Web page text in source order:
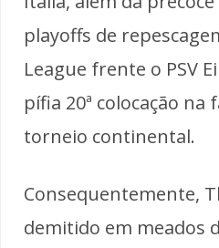
playoffs de
League frente o PSV
pífia 20ª colocação na
torneio continental.
Consequentemente,
demitido em meados